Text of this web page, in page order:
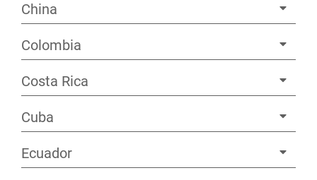
China
Colombia
Costa Rica
Cuba
Ecuador